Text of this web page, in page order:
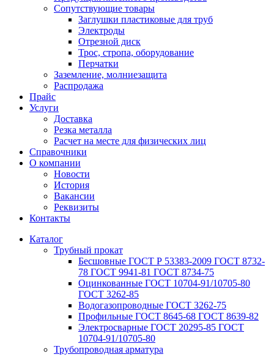
Сопутствующие товары
Заглушки пластиковые для труб
Электроды
Отрезной диск
Трос, стропа, оборудование
Перчатки
Заземление, молниезащита
Распродажа
Прайс
Услуги
Доставка
Резка металла
Расчет на месте для физических лиц
Справочники
О компании
Новости
История
Вакансии
Реквизиты
Контакты
Каталог
Трубный прокат
Беcшовные ГОСТ Р 53383-2009 ГОСТ 8732-
78 ГОСТ 9941-81 ГОСТ 8734-75
Оцинкованные ГОСТ 10704-91/10705-80
ГОСТ 3262-85
Водогазопроводные ГОСТ 3262-75
Профильные ГОСТ 8645-68 ГОСТ 8639-82
Электросварные ГОСТ 20295-85 ГОСТ
10704-91/10705-80
Трубопроводная арматура